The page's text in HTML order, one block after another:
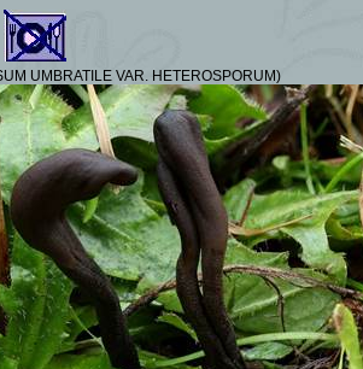
UMBRATILE VAR. HETEROSPORUM)